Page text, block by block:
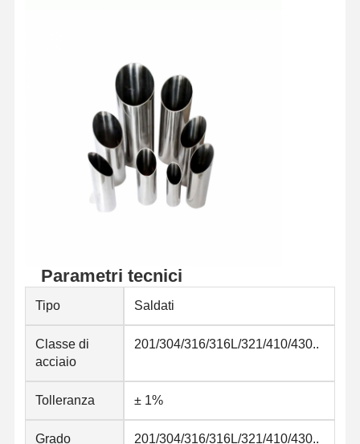
Contattaci
Tubi d'acciaio saldati
Tubi d'acciaio senza cuciture
Tubi in acciaio inossidabile
Coil a caldi
di larghezza superiore a 20 mm
Scoli di acciaio inossidabile
Barre e bobine di alluminio
Parametri tecnici
Tipo Saldati
Classe di
acciaio
201/304/316/316L/321/410/430..
Tolleranza ± 1%
Grado 201/304/316/316L/321/410/430..